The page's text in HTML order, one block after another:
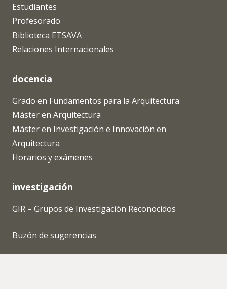
Estudiantes
Profesorado
Biblioteca ETSAVA
Relaciones Internacionales
docencia
Grado en Fundamentos para la Arquitectura
Máster en Arquitectura
Máster en Investigación e Innovación en
Arquitectura
Horarios y exámenes
investigación
GIR – Grupos de Investigación Reconocidos
Buzón de sugerencias